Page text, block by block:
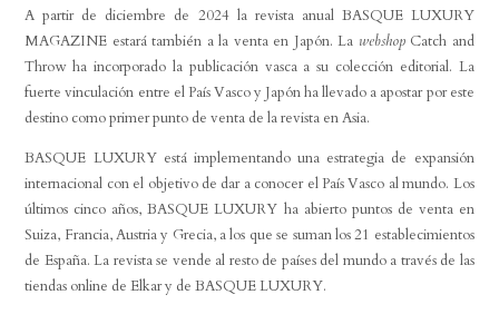
A partir de diciembre de 2024 la revista anual BASQUE LUXURY
MAGAZINE estará también a la venta en Japón. La webshopCatch and
Throw ha incorporado la publicación vasca a su colección editorial. La
fuerte vinculación entre el País Vasco y Japón ha llevado a apostar por este
destino como primer punto de venta de la revista en Asia.
BASQUE LUXURY está implementando una estrategia de expansión
internacional con el objetivo de dar a conocer el País Vasco al mundo. Los
últimos cinco años, BASQUE LUXURY ha abierto puntos de venta en
Suiza, Francia, Austria y Grecia, a los que se suman los 21 establecimientos
de España. La revista se vende al resto de países del mundo a través de las
tiendas online de Elkar y de BASQUE LUXURY.